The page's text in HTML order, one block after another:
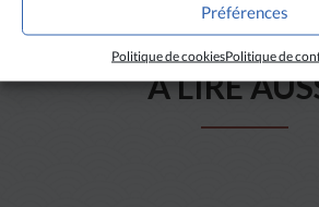
Préférences
Politique de cookiesPolitique de
A LIRE